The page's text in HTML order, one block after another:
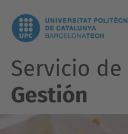
Servicio de
Gestión